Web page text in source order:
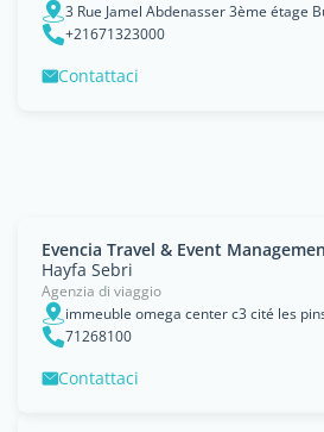
+21671323000
Contattaci
Evencia Travel & Event
Hayfa Sebri
Agenzia di viaggio
immeuble omega center c3 cité les
71268100
Contattaci